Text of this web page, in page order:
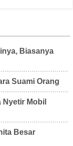
Biasanya
Suami Orang
Mobil
Besar